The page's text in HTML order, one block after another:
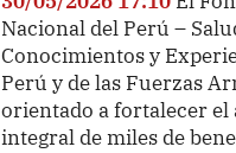
Nacional del Perú –
Conocimientos y
Perú y de las Fuerzas
orientado a fortalecer
integral de miles de